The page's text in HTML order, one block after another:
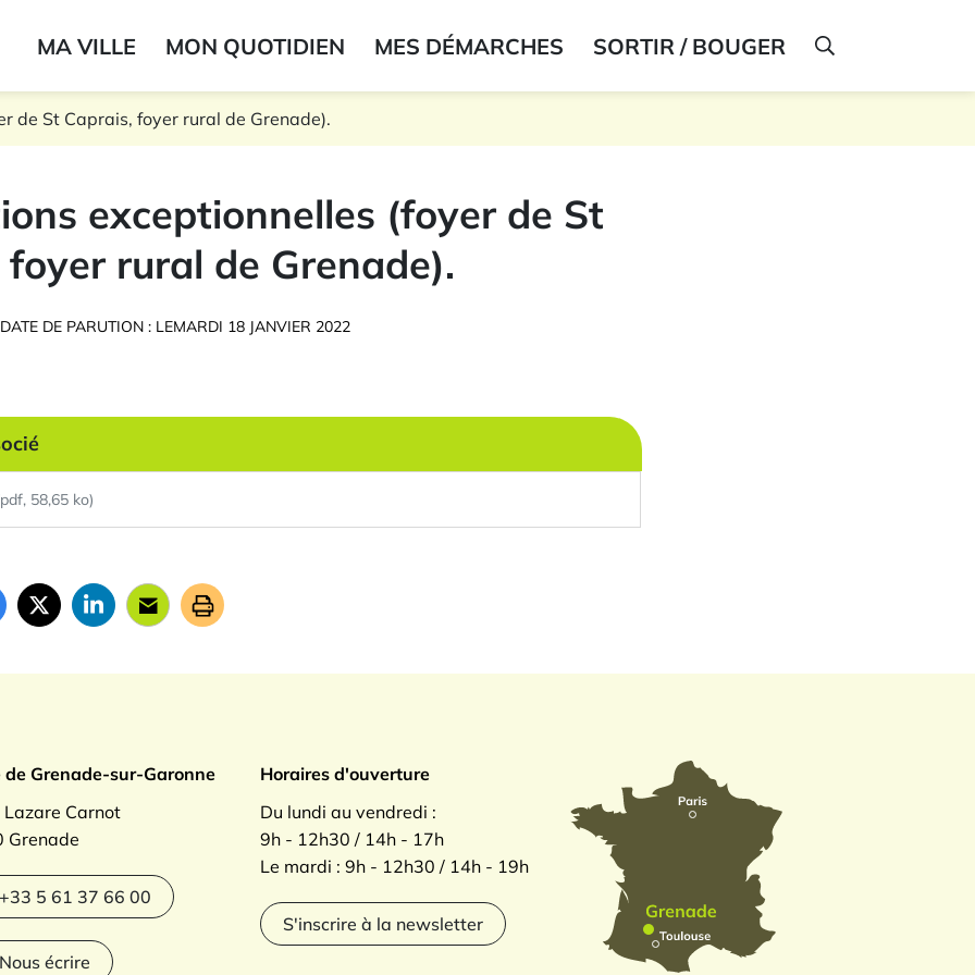
MA VILLE MON QUOTIDIEN MES DÉMARCHES SORTIR / BOUGER AFFICHER LA
de St Caprais, foyer rural de Grenade).
exceptionnelles (foyer de St
foyer rural de Grenade).
DATE DE PARUTION : LEMARDI 18 JANVIER 2022
58,65 ko)
sur Garonne
de Grenade-sur-Garonne
Lazare Carnot
Grenade
+33 5 61 37 66 00
Nous écrire
Horaires d'ouverture
Du lundi au vendredi :
9h - 12h30 / 14h - 17h
Le mardi : 9h - 12h30 / 14h - 19h
S'inscrire à la newsletter